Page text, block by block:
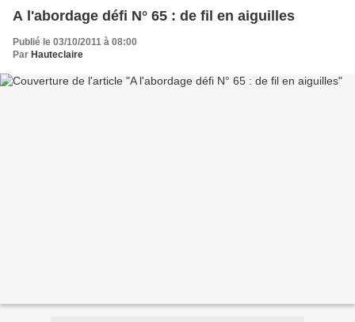
A l'abordage défi N° 65 : de fil en aiguilles
Publié le 03/10/2011 à 08:00
Par Hauteclaire